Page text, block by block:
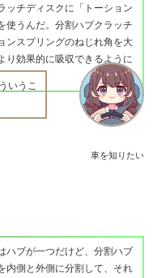
ッチディスクに「トーション
使うんだ。分割ハブクラッチ
ンスプリングのねじれ角を大
り効果的に吸収できるように
車を知りたい
いうこ
ハブが一つだけど、分割ハブ
内側と外側に分割して、それ